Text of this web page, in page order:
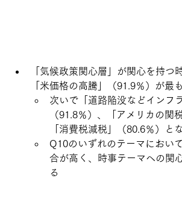
「気候政策関心層」が関心を持つ
「米価格の高騰」（91.9％）が最
次いで「道路陥没などインフ
（91.8％）、「アメリカの関
「消費税減税」（80.6％）と
Q10のいずれのテーマにおい
合が高く、時事テーマへの関
る